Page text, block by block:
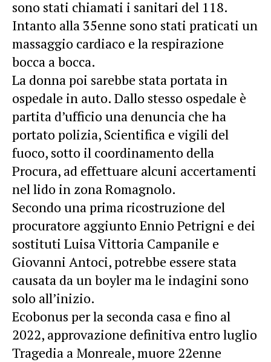
sono stati chiamati i sanitari del 118.
Intanto alla 35enne sono stati praticati un
massaggio cardiaco e la respirazione
bocca a bocca.
La donna poi sarebbe stata portata in
ospedale in auto. Dallo stesso ospedale è
partita d’ufficio una denuncia che ha
portato polizia, Scientifica e vigili del
fuoco, sotto il coordinamento della
Procura, ad effettuare alcuni accertamenti
nel lido in zona Romagnolo.
Secondo una prima ricostruzione del
procuratore aggiunto Ennio Petrigni e dei
sostituti Luisa Vittoria Campanile e
Giovanni Antoci, potrebbe essere stata
causata da un boyler ma le indagini sono
solo all’inizio.
Ecobonus per la seconda casa e fino al
2022, approvazione definitiva entro luglio
Tragedia a Monreale, muore 22enne